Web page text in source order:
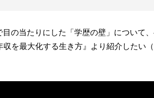
の当たりにした「学歴の壁」について
を最大化する生き方』より紹介したい